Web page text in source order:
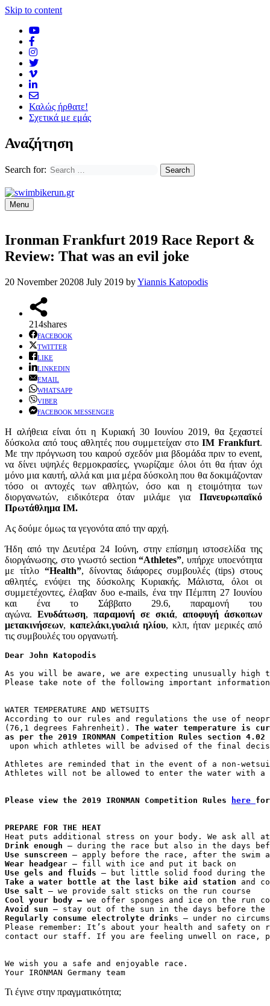
Skip to content
Καλώς ήρθατε!
Σχετικά με εμάς
Αναζήτηση
Search for:
Menu
Ironman Frankfurt 2019 Race Report &
Review: That was an evil joke
20 November 20208 July 2019 byYiannis Katopodis
214shares
FACEBOOK
TWITTER
LIKE
LINKEDIN
EMAIL
WHATSAPP
VIBER
FACEBOOK MESSENGER
Η αλήθεια είναι ότι η Κυριακή 30 Ιουνίου 2019, θα ξεχαστεί
δύσκολα από τους αθλητές που συμμετείχαν στοIM Frankfurt.
Με την πρόγνωση του καιρού σχεδόν μια βδομάδα πριν το event,
να δίνει υψηλές θερμοκρασίες, γνωρίζαμε όλοι ότι θα ήταν όχι
μόνο μια καυτή, αλλά και μια μέρα δύσκολη που θα δοκιμάζονταν
τόσο οι αντοχές των αθλητών, όσο και η ετοιμότητα των
διοργανωτών, ειδικότερα όταν μιλάμε για Πανευρωπαϊκό
Πρωτάθλημα IM.
Ας δούμε όμως τα γεγονότα από την αρχή.
Ήδη από την Δευτέρα 24 Ιούνη, στην επίσημη ιστοσελίδα της
διοργάνωσης, στο γνωστό section“Athletes”, υπήρχε υποενότητα
με τίτλο “Health”, δίνοντας διάφορες συμβουλές (tips) στους
αθλητές, ενόψει της δύσκολης Κυριακής. Μάλιστα, όλοι οι
συμμετέχοντες, έλαβαν δυο e-mails, ένα την Πέμπτη 27 Ιουνίου
και ένα το Σάββατο 29.6, παραμονή του
αγώνα. Ενυδάτωση, παραμονή σε σκιά, αποφυγή άσκοπων
μετακινήσεων, καπελάκι,γυαλιά ηλίου, κλπ, ήταν μερικές από
τις συμβουλές του οργανωτή.
Dear John Katopodis
As you will be aware, we are expecting unusually
Please take note of the following important
WATER TEMPERATURE AND WETSUITS
According to our rules and regulations the use of
(76,1 degrees Fahrenheit). The water temperature is
as per the 2019 IRONMAN Competition Rules section
upon which athletes will be advised of the final
Athletes are reminded that in the event of a non-
Athletes will not be allowed to enter the water with a
Please view the 2019 IRONMAN Competition Rules here
PREPARE FOR THE HEAT
Heat puts additional stress on your body. We ask all
Drink enough – during the race but also in the days
Use sunscreen – apply before the race, after the swim
Wear headgea r – fill with ice and put it back on
Use gels and fluids – but little solid food during the
Take a water bottle at the last bike aid station and
Use salt – we provide salt sticks on the run course
Cool your body – we offer sponges and ice on the run
Avoid sun – stay out of the sun in the days before the
Regularly consume electrolyte drinks – under no
Please remember: It’s about your health and safety
contact our staff. If you are feeling unwell on race,
We wish you a safe and enjoyable race.
Your IRONMAN Germany team
Τι έγινε στην πραγματικότητα;